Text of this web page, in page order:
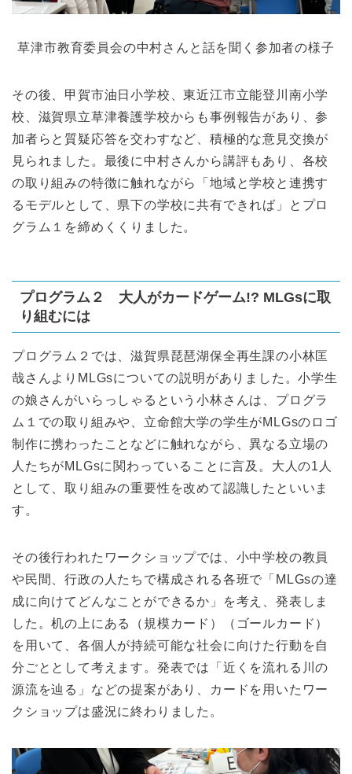
草津市教育委員会の中村さんと話を聞く参加者の様子
その後、甲賀市油日小学校、東近江市立能登川南小学
校、滋賀県立草津養護学校からも事例報告があり、参
加者らと質疑応答を交わすなど、積極的な意見交換が
見られました。最後に中村さんから講評もあり、各校
の取り組みの特徴に触れながら「地域と学校と連携す
るモデルとして、県下の学校に共有できれば」とプロ
グラム１を締めくくりました。
プログラム２ 大人がカードゲーム!? MLGsに取
り組むには
プログラム２では、滋賀県琵琶湖保全再生課の小林匡
哉さんよりMLGsについての説明がありました。小学生
の娘さんがいらっしゃるという小林さんは、プログラ
ム１での取り組みや、立命館大学の学生がMLGsのロゴ
制作に携わったことなどに触れながら、異なる立場の
人たちがMLGsに関わっていることに言及。大人の1人
として、取り組みの重要性を改めて認識したといいま
す。
その後行われたワークショップでは、小中学校の教員
や民間、行政の人たちで構成される各班で「MLGsの達
成に向けてどんなことができるか」を考え、発表しま
した。机の上にある（規模カード）（ゴールカード）
を用いて、各個人が持続可能な社会に向けた行動を自
分ごととして考えます。発表では「近くを流れる川の
源流を辿る」などの提案があり、カードを用いたワー
クショップは盛況に終わりました。